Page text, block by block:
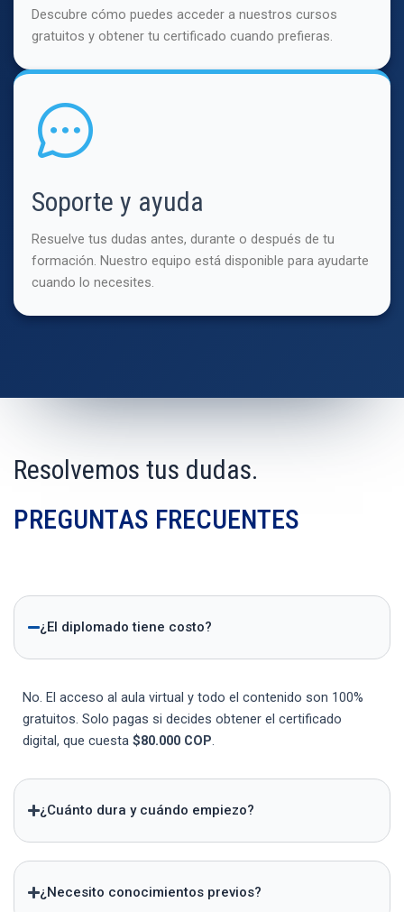
Descubre cómo puedes acceder a nuestros cursos
gratuitos y obtener tu certificado cuando prefieras.
Soporte y ayuda
Resuelve tus dudas antes, durante o después de tu
formación. Nuestro equipo está disponible para ayudarte
cuando lo necesites.
Resolvemos tus dudas.
PREGUNTAS FRECUENTES
¿El diplomado tiene costo?
No. El acceso al aula virtual y todo el contenido son 100%
gratuitos. Solo pagas si decides obtener el certificado
digital, que cuesta $80.000 COP
¿Cuánto dura y cuándo empiezo?
¿Necesito conocimientos previos?